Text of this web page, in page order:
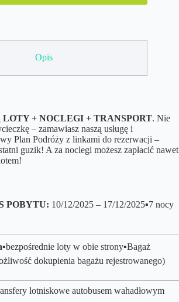
Opis
LOTY + NOCLEGI + TRANSPORT. Nie
– zamawiasz naszą usługę i
Plan Podróży z linkami do rezerwacji –
guzik! A za noclegi możesz zapłacić nawet
POBYTU: 10/12/2025 – 17/12/2025▪️7 nocy
▪️bezpośrednie loty w obie strony▪️Bagaż
dokupienia bagażu rejestrowanego)
lotniskowe autobusem wahadłowym